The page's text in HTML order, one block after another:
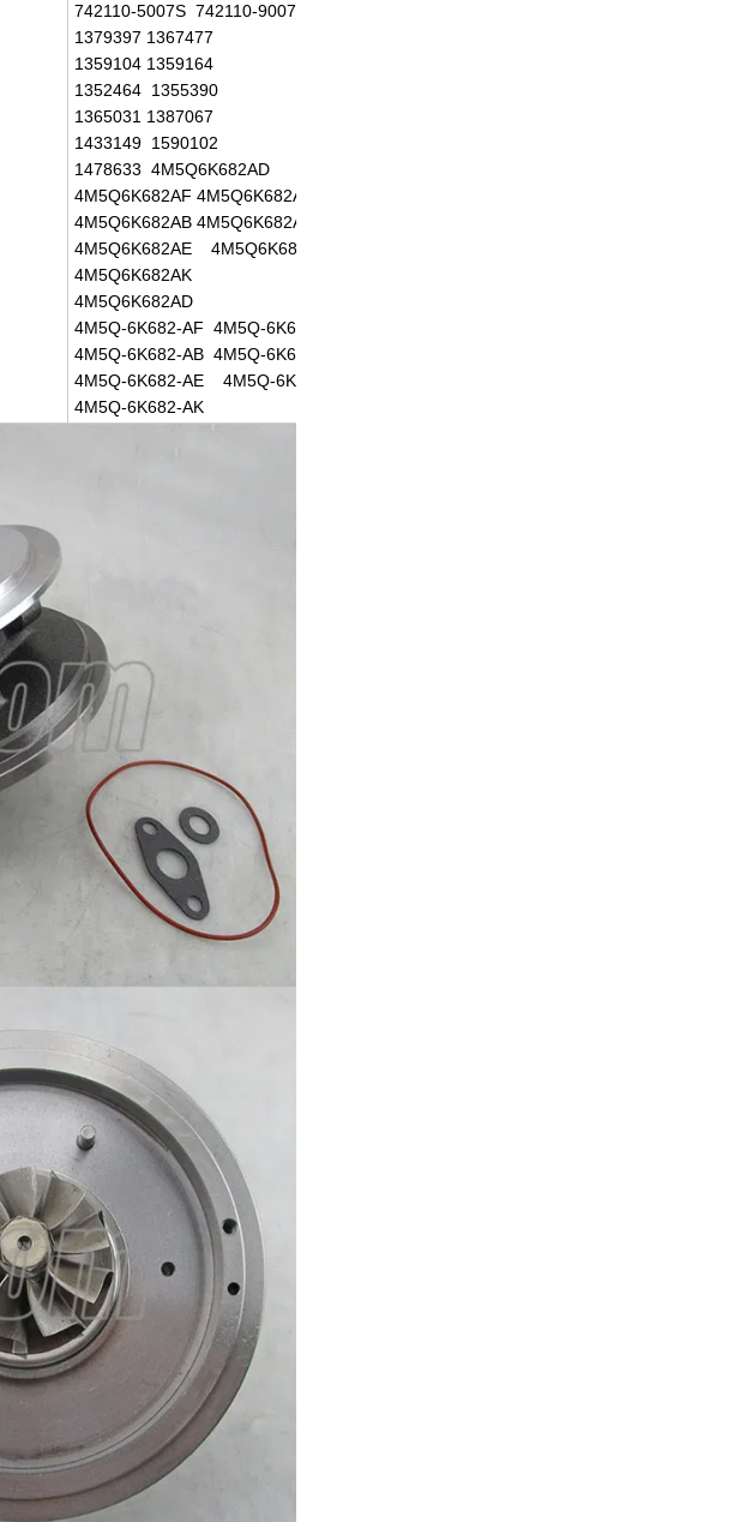
742110-5007S 742110-9007S
1379397 1367477
1359104 1359164
1352464 1355390
1365031 1387067
1433149 1590102
1478633 4M5Q6K682AD
4M5Q6K682AF 4M5Q6K682AG
4M5Q6K682AB 4M5Q6K682AC
4M5Q6K682AE 4M5Q6K682AJ
4M5Q6K682AK
4M5Q6K682AD
4M5Q-6K682-AF 4M5Q-6K682-AG
4M5Q-6K682-AB 4M5Q-6K682-AC
4M5Q-6K682-AE 4M5Q-6K682-AJ
4M5Q-6K682-AK